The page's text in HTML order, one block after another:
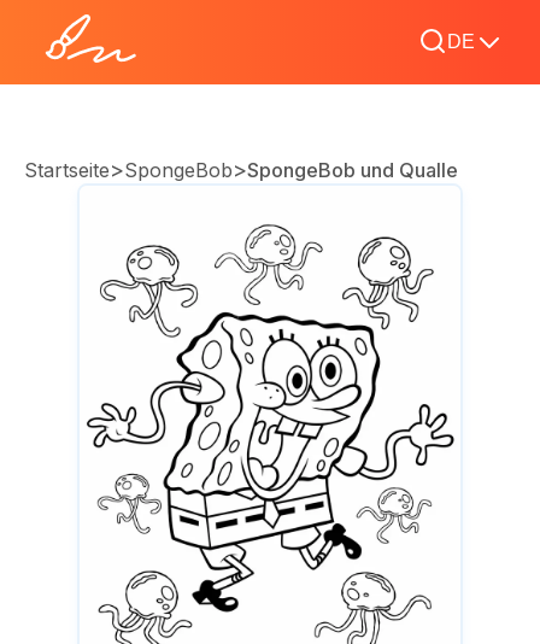
DE
Startseite>SpongeBob>SpongeBob und Qualle